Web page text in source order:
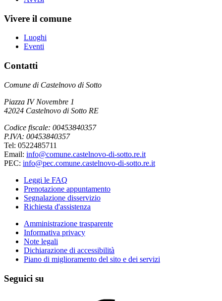
Vivere il comune
Luoghi
Eventi
Contatti
Comune di Castelnovo di Sotto
Piazza IV Novembre 1
42024 Castelnovo di Sotto RE
Codice fiscale: 00453840357
P.IVA: 00453840357
Tel: 0522485711
Email: info@comune.castelnovo-di-sotto.re.it
PEC: info@pec.comune.castelnovo-di-sotto.re.it
Leggi le FAQ
Prenotazione appuntamento
Segnalazione disservizio
Richiesta d'assistenza
Amministrazione trasparente
Informativa privacy
Note legali
Dichiarazione di accessibilità
Piano di miglioramento del sito e dei servizi
Seguici su